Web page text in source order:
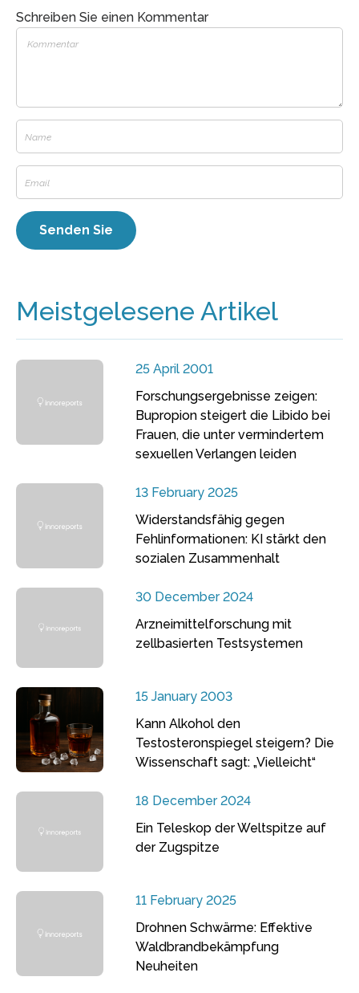
Schreiben Sie einen Kommentar
Meistgelesene Artikel
25 April 2001
Forschungsergebnisse zeigen:
Bupropion steigert die Libido bei
Frauen, die unter vermindertem
sexuellen Verlangen leiden
13 February 2025
Widerstandsfähig gegen
Fehlinformationen: KI stärkt den
sozialen Zusammenhalt
30 December 2024
Arzneimittelforschung mit
zellbasierten Testsystemen
15 January 2003
Kann Alkohol den
Testosteronspiegel steigern? Die
Wissenschaft sagt: „Vielleicht“
18 December 2024
Ein Teleskop der Weltspitze auf
der Zugspitze
11 February 2025
Drohnen Schwärme: Effektive
Waldbrandbekämpfung
Neuheiten